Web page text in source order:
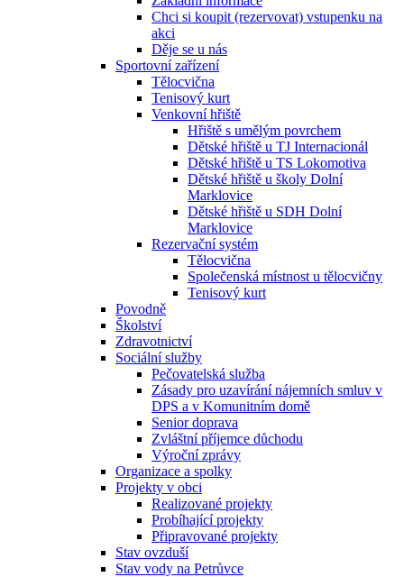
Chci si koupit (rezervovat) vstupenku na
akci
Děje se u nás
Sportovní zařízení
Tělocvična
Tenisový kurt
Venkovní hřiště
Hřiště s umělým povrchem
Dětské hřiště u TJ Internacionál
Dětské hřiště u TS Lokomotiva
Dětské hřiště u školy Dolní
Marklovice
Dětské hřiště u SDH Dolní
Marklovice
Rezervační systém
Tělocvična
Společenská místnost u tělocvičny
Tenisový kurt
Povodně
Školství
Zdravotnictví
Sociální služby
Pečovatelská služba
Zásady pro uzavírání nájemních smluv v
DPS a v Komunitním domě
Senior doprava
Zvláštní příjemce důchodu
Výroční zprávy
Organizace a spolky
Projekty v obci
Realizované projekty
Probíhající projekty
Připravované projekty
Stav ovzduší
Stav vody na Petrůvce